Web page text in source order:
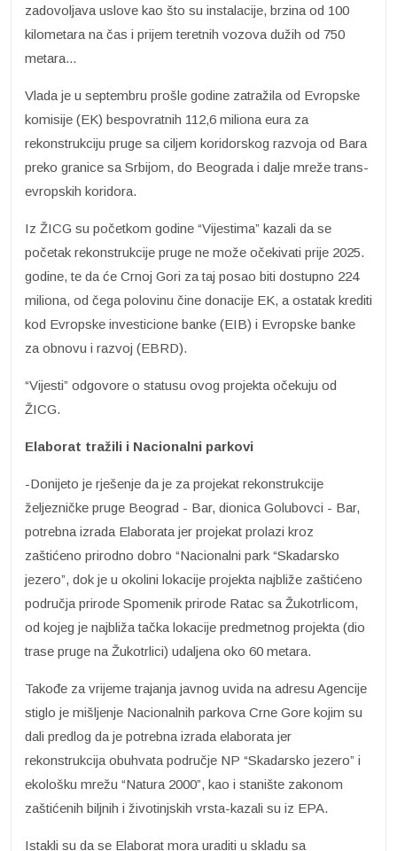
zadovoljava uslove kao što su instalacije, brzina od 100
kilometara na čas i prijem teretnih vozova dužih od 750
metara...
Vlada je u septembru prošle godine zatražila od Evropske
komisije (EK) bespovratnih 112,6 miliona eura za
rekonstrukciju pruge sa ciljem koridorskog razvoja od Bara
preko granice sa Srbijom, do Beograda i dalje mreže trans-
evropskih koridora.
Iz ŽICG su početkom godine “Vijestima” kazali da se
početak rekonstrukcije pruge ne može očekivati prije 2025.
godine, te da će Crnoj Gori za taj posao biti dostupno 224
miliona, od čega polovinu čine donacije EK, a ostatak krediti
kod Evropske investicione banke (EIB) i Evropske banke
za obnovu i razvoj (EBRD).
“Vijesti” odgovore o statusu ovog projekta očekuju od
ŽICG.
Elaborat tražili i Nacionalni parkovi
-Donijeto je rješenje da je za projekat rekonstrukcije
željezničke pruge Beograd - Bar, dionica Golubovci - Bar,
potrebna izrada Elaborata jer projekat prolazi kroz
zaštićeno prirodno dobro “Nacionalni park “Skadarsko
jezero”, dok je u okolini lokacije projekta najbliže zaštićeno
područja prirode Spomenik prirode Ratac sa Žukotrlicom,
od kojeg je najbliža tačka lokacije predmetnog projekta (dio
trase pruge na Žukotrlici) udaljena oko 60 metara.
Takođe za vrijeme trajanja javnog uvida na adresu Agencije
stiglo je mišljenje Nacionalnih parkova Crne Gore kojim su
dali predlog da je potrebna izrada elaborata jer
rekonstrukcija obuhvata područje NP “Skadarsko jezero” i
ekološku mrežu “Natura 2000”, kao i stanište zakonom
zaštićenih biljnih i životinjskih vrsta-kazali su iz EPA.
Istakli su da se Elaborat mora uraditi u skladu sa